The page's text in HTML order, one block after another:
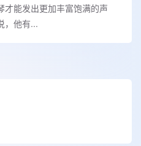
才能发出更加丰富饱满的声
，他有...